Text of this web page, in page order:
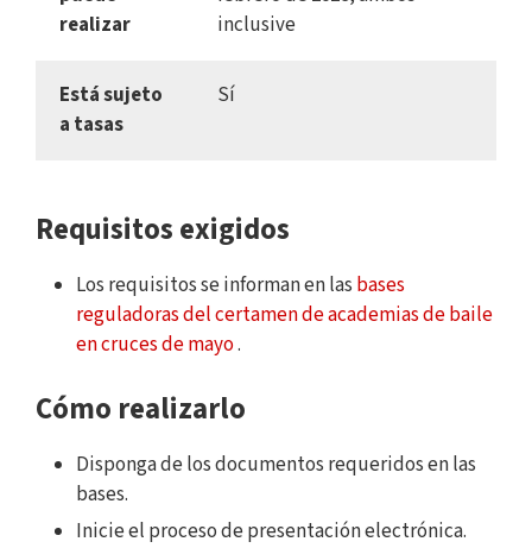
realizar
inclusive
Está sujeto
a tasas
Sí
Requisitos exigidos
Los requisitos se informan en las bases
reguladoras del certamen de academias de baile
en cruces de mayo.
Cómo realizarlo
Disponga de los documentos requeridos en las
bases.
Inicie el proceso de presentación electrónica.